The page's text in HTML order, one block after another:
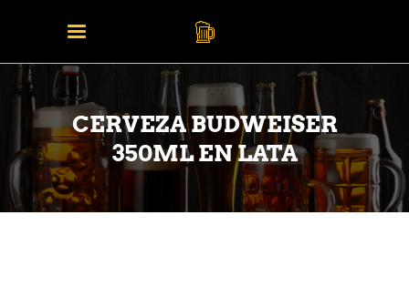
CERVEZA BUDWEISER
350ML EN LATA